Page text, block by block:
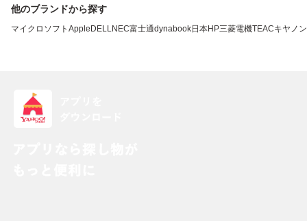
他のブランドから探す
マイクロソフト Apple DELLNEC富士通dynabook日本HP三菱電機TEACキヤノン